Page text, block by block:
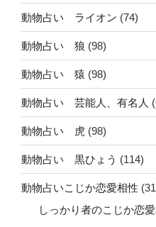
動物占い ライオン (74)
動物占い 狼 (98)
動物占い 猿 (98)
動物占い 芸能人、有名人
動物占い 虎 (98)
動物占い 黒ひょう (114)
動物占いこじか恋愛相性
しっかり者のこじか恋